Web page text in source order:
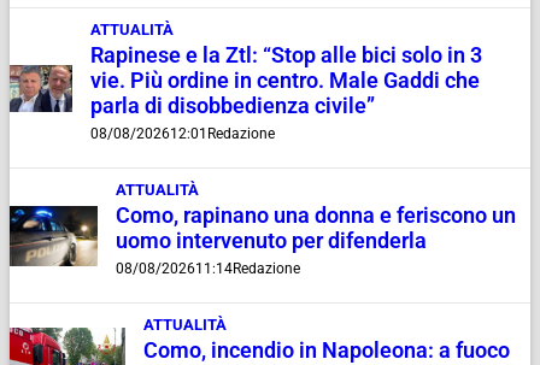
ATTUALITÀ
Rapinese e la Ztl: “Stop alle bici solo in 3
vie. Più ordine in centro. Male Gaddi che
parla di disobbedienza civile”
08/08/202612:01 Redazione
ATTUALITÀ
Como, rapinano una donna e feriscono un
uomo intervenuto per difenderla
08/08/202611:14Redazione
ATTUALITÀ
Como, incendio in Napoleona: a fuoco